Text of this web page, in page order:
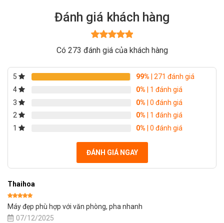
41.680.000đ.
is:
26.900.000đ.
Đánh giá khách hàng
Được xếp
hạng
sao
Có 273 đánh giá của khách hàng
5 99% | 271 đánh giá
4
0% | 1 đánh giá
3
0% | 0 đánh giá
2
0% | 1 đánh giá
1
0% | 0 đánh giá
ĐÁNH GIÁ NGAY
Thaihoa
Được xếp
hạng 55
sao
Máy đẹp phù hợp với văn phòng, pha nhanh
07/12/2025